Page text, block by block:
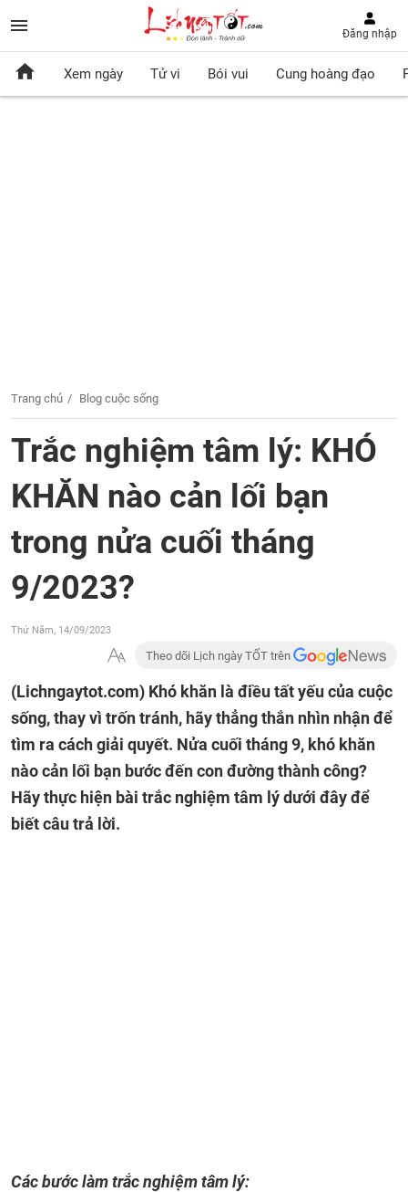
Đăng nhập
Xem ngày Tử vi Bói vui Cung hoàng đạo
Trang chủ Blog cuộc sống
Trắc nghiệm tâm lý: KHÓ
KHĂN nào cản lối bạn
trong nửa cuối tháng
9/2023?
Thứ Năm, 14/09/2023
Theo dõi Lịch ngày TỐT trên
(Lichngaytot.com) Khó khăn là điều tất yếu của cuộc
sống, thay vì trốn tránh, hãy thẳng thắn nhìn nhận để
tìm ra cách giải quyết. Nửa cuối tháng 9, khó khăn
nào cản lối bạn bước đến con đường thành công?
Hãy thực hiện bài trắc nghiệm tâm lý dưới đây để
biết câu trả lời.
Các bước làm trắc nghiệm tâm lý: